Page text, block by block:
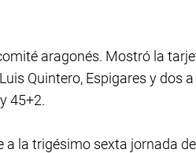
aragonés. Mostró la
Quintero, Espigares y dos
45+2.
la trigésimo sexta jornada